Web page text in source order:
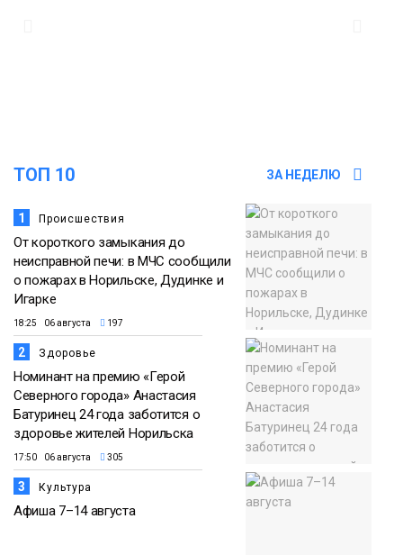
ТОП 10 ЗА НЕДЕЛЮ
1 Происшествия
От короткого замыкания до
неисправной печи: в МЧС сообщили
о пожарах в Норильске, Дудинке и
Игарке
18:25 06 августа 197
2 Здоровье
Номинант на премию «Герой
Северного города» Анастасия
Батуринец 24 года заботится о
здоровье жителей Норильска
17:50 06 августа 305
3 Культура
Афиша 7–14 августа